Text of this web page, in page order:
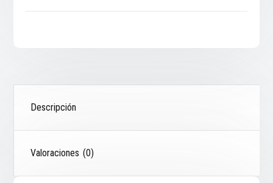
Descripción
Valoraciones (0)